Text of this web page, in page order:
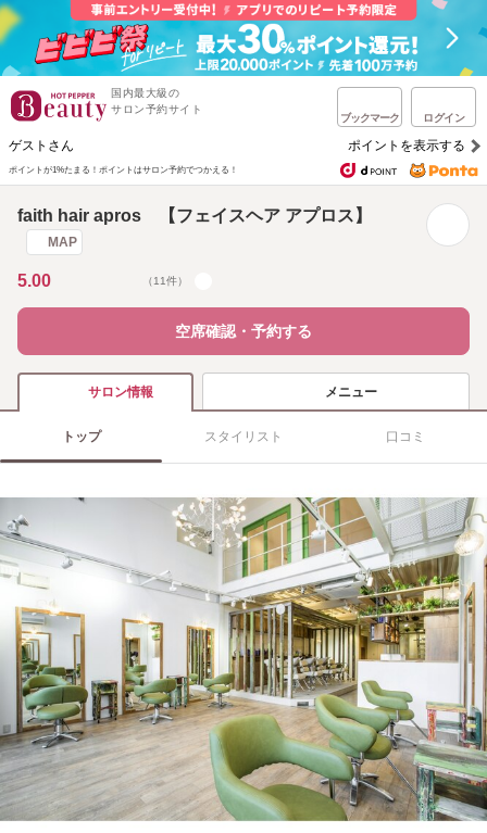
国内最大級の
サロン予約サイト
ブックマーク ログイン
ゲストさん ポイントを表示する
ポイントが1%たまる！ ポイントはサロン予約でつかえる！
faith hair apros 【フェイスヘア アプロス】
MAP
5.00 （11件）
空席確認・予約する
サロン情報 メニュー
トップ スタイリスト 口コミ